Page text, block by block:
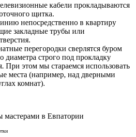
кабели прокладываются
щитка.
непосредственно в квартиру
закладные трубы или
перегородки сверлятся буром
диаметра строго под прокладку
При этом мы стараемся использовать
места (например, над дверными
комнат).